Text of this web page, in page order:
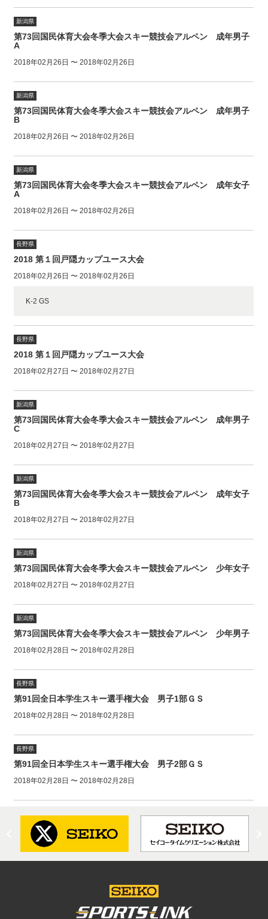
新潟県
第73回国民体育大会冬季大会スキー競技会アルペン 成年男子
A
2018年02月26日 〜 2018年02月26日
新潟県
第73回国民体育大会冬季大会スキー競技会アルペン 成年男子
B
2018年02月26日 〜 2018年02月26日
新潟県
第73回国民体育大会冬季大会スキー競技会アルペン 成年女子
A
2018年02月26日 〜 2018年02月26日
長野県
2018 第１回戸隠カップユース大会
2018年02月26日 〜 2018年02月26日
K-2 GS
長野県
2018 第１回戸隠カップユース大会
2018年02月27日 〜 2018年02月27日
新潟県
第73回国民体育大会冬季大会スキー競技会アルペン 成年男子
C
2018年02月27日 〜 2018年02月27日
新潟県
第73回国民体育大会冬季大会スキー競技会アルペン 成年女子
B
2018年02月27日 〜 2018年02月27日
新潟県
第73回国民体育大会冬季大会スキー競技会アルペン 少年女子
2018年02月27日 〜 2018年02月27日
新潟県
第73回国民体育大会冬季大会スキー競技会アルペン 少年男子
2018年02月28日 〜 2018年02月28日
長野県
第91回全日本学生スキー選手権大会 男子1部ＧＳ
2018年02月28日 〜 2018年02月28日
長野県
第91回全日本学生スキー選手権大会 男子2部ＧＳ
2018年02月28日 〜 2018年02月28日